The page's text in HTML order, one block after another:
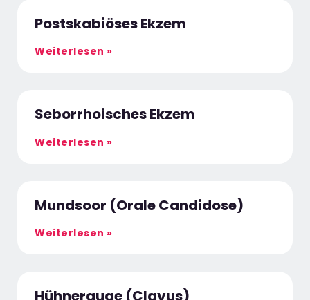
Postskabiöses Ekzem
Weiterlesen »
Seborrhoisches Ekzem
Weiterlesen »
Mundsoor (Orale Candidose)
Weiterlesen »
Hühnerauge (Clavus)